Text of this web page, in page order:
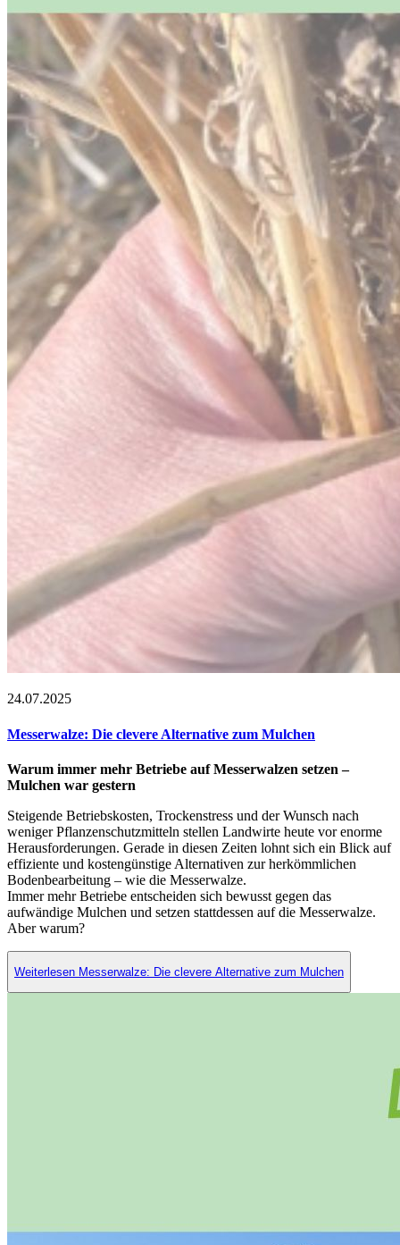
24.07.2025
Messerwalze: Die clevere Alternative zum Mulchen
Warum immer mehr Betriebe auf Messerwalzen setzen –
Mulchen war gestern
Steigende Betriebskosten, Trockenstress und der Wunsch nach
weniger Pflanzenschutzmitteln stellen Landwirte heute vor enorme
Herausforderungen. Gerade in diesen Zeiten lohnt sich ein Blick auf
effiziente und kostengünstige Alternativen zur herkömmlichen
Bodenbearbeitung – wie die Messerwalze.
Immer mehr Betriebe entscheiden sich bewusst gegen das
aufwändige Mulchen und setzen stattdessen auf die Messerwalze.
Aber warum?
Weiterlesen Messerwalze: Die clevere Alternative zum Mulchen